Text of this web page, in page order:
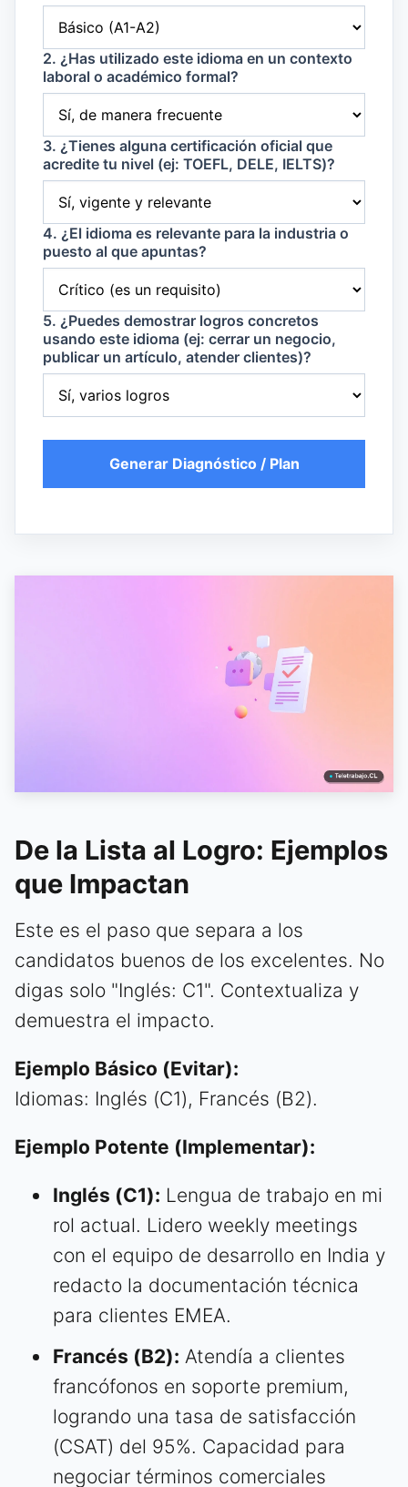
2. ¿Has utilizado este idioma en un contexto
laboral o académico formal?
3. ¿Tienes alguna certificación oficial que
acredite tu nivel (ej: TOEFL, DELE, IELTS)?
4. ¿El idioma es relevante para la industria o
puesto al que apuntas?
5. ¿Puedes demostrar logros concretos
usando este idioma (ej: cerrar un negocio,
publicar un artículo, atender clientes)?
Generar Diagnóstico / Plan
De la Lista al Logro: Ejemplos
que Impactan
Este es el paso que separa a los
candidatos buenos de los excelentes. No
digas solo "Inglés: C1". Contextualiza y
demuestra el impacto.
Ejemplo Básico (Evitar):
Idiomas: Inglés (C1), Francés (B2).
Ejemplo Potente (Implementar):
Inglés (C1): Lengua de trabajo en mi
rol actual. Lidero weekly meetings
con el equipo de desarrollo en India y
redacto la documentación técnica
para clientes EMEA.
Francés (B2): Atendía a clientes
francófonos en soporte premium,
logrando una tasa de satisfacción
(CSAT) del 95%. Capacidad para
negociar términos comerciales